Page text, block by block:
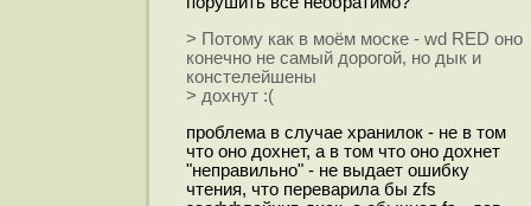
> Потому как в моём моске - wd RED оно
конечно не самый дорогой, но дык и
констелейшены
> дохнут :(
проблема в случае хранилок - не в том
что оно дохнет, а в том что оно дохнет
"неправильно" - не выдает ошибку
чтения, что переварила бы zfs